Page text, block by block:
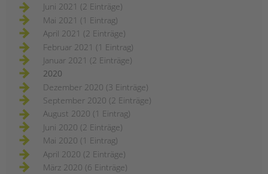
Juni 2021 (2 Einträge)
Mai 2021 (1 Eintrag)
April 2021 (2 Einträge)
Februar 2021 (1 Eintrag)
Januar 2021 (2 Einträge)
2020
Dezember 2020 (3 Einträge)
September 2020 (2 Einträge)
August 2020 (1 Eintrag)
Juni 2020 (2 Einträge)
Mai 2020 (1 Eintrag)
April 2020 (2 Einträge)
März 2020 (6 Einträge)